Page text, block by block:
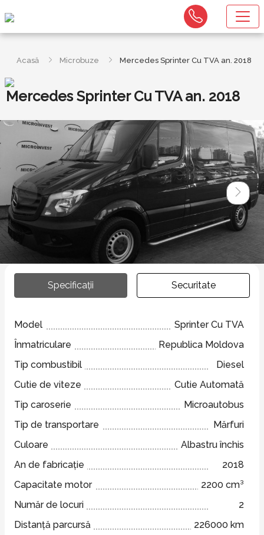
Acasă Microbuze Mercedes Sprinter Cu TVA an. 2018
Mercedes Sprinter Cu TVA an. 2018
Specificații Securitate
Model
Sprinter Cu TVA
Înmatriculare
Republica Moldova
Tip combustibil
Diesel
Cutie de viteze
Cutie Automată
Tip caroserie
Microautobus
Tip de transportare
Mărfuri
Culoare
Albastru închis
An de fabricație
2018
Capacitate motor
2200 cm³
Număr de locuri
2
Distanță parcursă
226000 km